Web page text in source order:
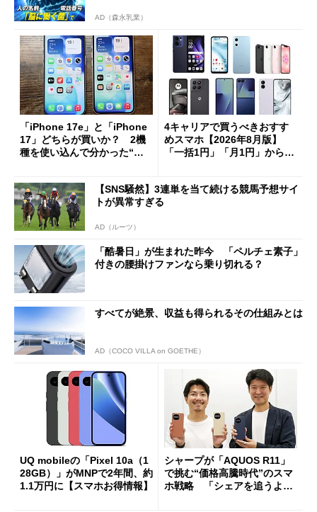
AD（森永乳業）
「iPhone 17e」と「iPhone
17」どちらが買いか？ 2機
種を使い込んで分かった“ス
4キャリアで買うべきおすす
めスマホ【2026年8月版】
「一括1円」「月1円」からお
【SNS騒然】3連単を当て続ける競馬予想サイ
トが異常すぎる
AD（ルーツ）
「酷暑日」が生まれた昨今 「ペルチェ素子」
付きの腰掛けファンなら乗り切れる？
すべてが絶景、収益も得られるその仕組みとは
AD（COCO VILLA on GOETHE）
UQ mobileの「Pixel 10a（1
28GB）」がMNPで2年間、約
1.1万円に【スマホお得情報】
シャープが「AQUOS R11」
で挑む“価格高騰時代”のスマ
ホ戦略 「シェアを追うより